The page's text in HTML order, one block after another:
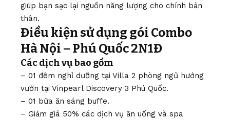
giúp bạn sạc lại nguồn năng lượng cho chính bản
thân.
Điều kiện sử dụng gói Combo
Hà Nội – Phú Quốc 2N1Đ
Các dịch vụ bao gồm
– 01 đêm nghỉ dưỡng tại Villa 2 phòng ngủ hướng
vườn tại Vinpearl Discovery 3 Phú Quốc.
– 01 bữa ăn sáng buffe.
– Giảm giá 50% các dịch vụ ăn uống và spa